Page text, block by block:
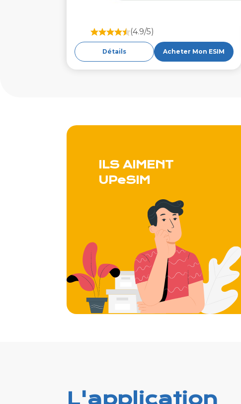
(4.9/5)
Détails Acheter Mon ESIM
ILS AIMENT
UPeSIM
L'application